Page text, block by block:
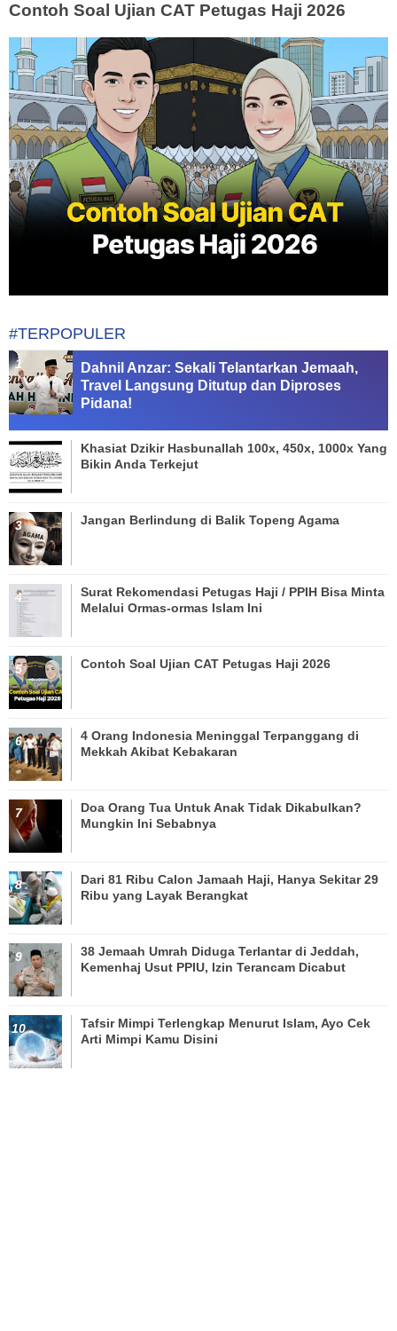
Contoh Soal Ujian CAT Petugas Haji 2026
#TERPOPULER
Dahnil Anzar: Sekali Telantarkan Jemaah,
Travel Langsung Ditutup dan Diproses
Pidana!
Khasiat Dzikir Hasbunallah 100x, 450x, 1000x Yang
Bikin Anda Terkejut
Jangan Berlindung di Balik Topeng Agama
Surat Rekomendasi Petugas Haji / PPIH Bisa Minta
Melalui Ormas-ormas Islam Ini
Contoh Soal Ujian CAT Petugas Haji 2026
4 Orang Indonesia Meninggal Terpanggang di
Mekkah Akibat Kebakaran
Doa Orang Tua Untuk Anak Tidak Dikabulkan?
Mungkin Ini Sebabnya
Dari 81 Ribu Calon Jamaah Haji, Hanya Sekitar 29
Ribu yang Layak Berangkat
38 Jemaah Umrah Diduga Terlantar di Jeddah,
Kemenhaj Usut PPIU, Izin Terancam Dicabut
Tafsir Mimpi Terlengkap Menurut Islam, Ayo Cek
Arti Mimpi Kamu Disini